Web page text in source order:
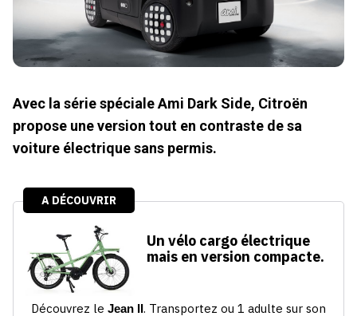
Avec la série spéciale Ami Dark Side, Citroën
propose une version tout en contraste de sa
voiture électrique sans permis.